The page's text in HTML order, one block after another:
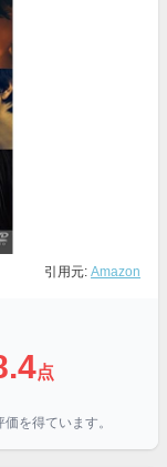
引用元: Amazon
点
価を得ています。